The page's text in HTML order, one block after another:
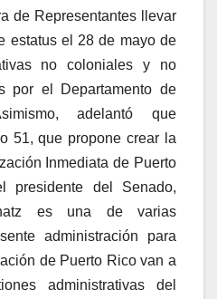
de Representantes llevar
estatus el 28 de mayo de
no coloniales y no
por el Departamento de
adelantó que
51, que propone crear la
Inmediata de Puerto
presidente del Senado,
es una de varias
administración para
de Puerto Rico van a
administrativas del